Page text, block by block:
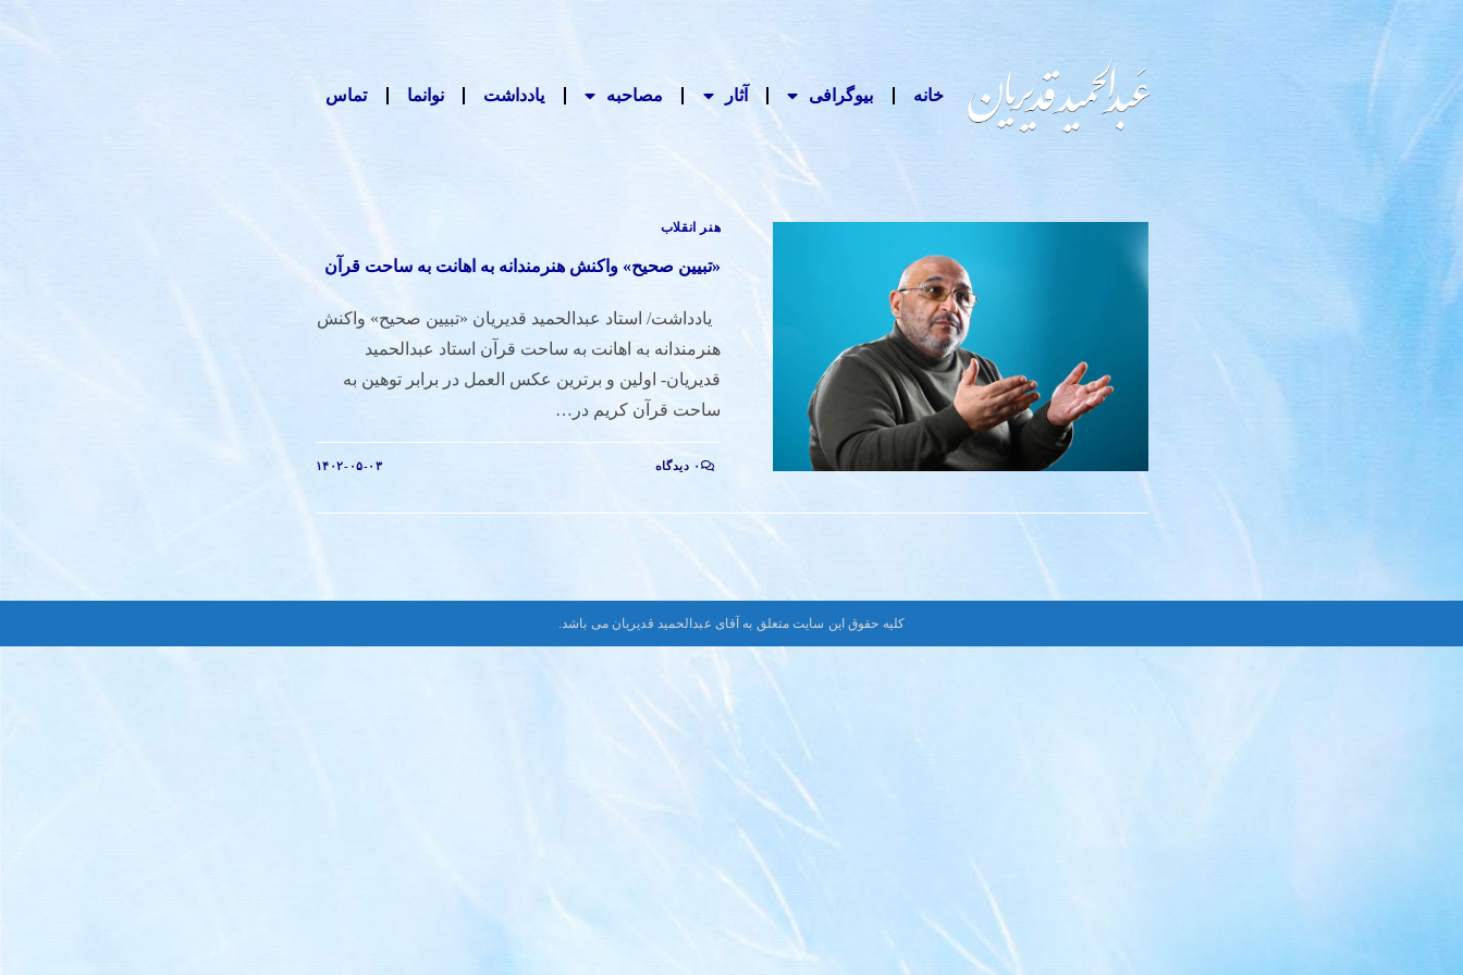
خانه بیوگرافی آثار مصاحبه‌ یادداشت‌ نوانما تماس
هنر انقلاب
«تبیین صحیح» واکنش هنرمندانه به اهانت به ساحت قرآن
یادداشت/ استاد عبدالحمید قدیریان «تبیین صحیح» واکنش
هنرمندانه به اهانت به ساحت قرآن استاد عبدالحمید
قدیریان- اولین و برترین عکس العمل در برابر توهین به
ساحت قرآن کریم در…
۰ دیدگاه ۱۴۰۲-۰۵-۰۳
کلیه حقوق این سایت متعلق به آقای عبدالحمید قدیریان می باشد.